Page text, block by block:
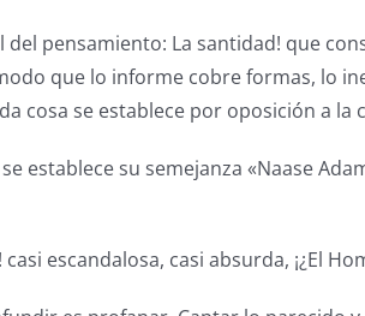
del pensamiento: La santidad! que
que lo informe cobre formas, lo
cosa se establece por oposición a
establece su semejanza «Naase
escandalosa, casi absurda, ¡¿El